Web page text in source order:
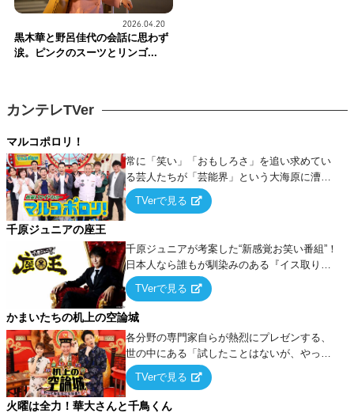
2026.04.20
黒木華と野呂佳代の会話に思わず
涙。ピンクのスーツとリンゴ...
カンテレTVer
マルコポロリ！
常に「笑い」「おもしろさ」を追い求めてい
る芸人たちが「芸能界」という大海原に漕ぎ
出でて、新たなオモシロ人間を発掘する！
TVerで見る
千原ジュニアの座王
千原ジュニアが考案した“新感覚お笑い番組”！
日本人なら誰もが馴染みのある『イス取りゲ
ーム』をベースに、大喜利・ギャグ・モノボ
ケ・歌…など様々なお題で芸人がショートネ
タを競い合う！
TVerで見る
かまいたちの机上の空論城
各分野の専門家自らが熱烈にプレゼンする、
世の中にある「試したことはないが、やって
みたらこうなる！…ハズ」という“机上の空
論”に若手芸人らがカラダを張って挑む！
TVerで見る
火曜は全力！華大さんと千鳥くん